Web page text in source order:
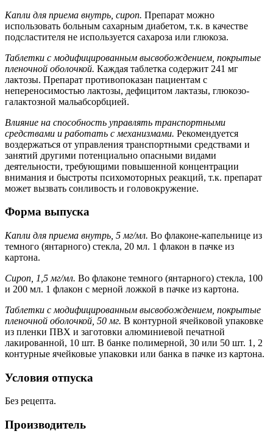
Капли для приема внутрь, сироп. Препарат можно
использовать больным сахарным диабетом, т.к. в качестве
подсластителя не используется сахароза или глюкоза.
Таблетки с модифицированным высвобождением, покрытые
пленочной оболочкой. Каждая таблетка содержит 241 мг
лактозы. Препарат противопоказан пациентам с
непереносимостью лактозы, дефицитом лактазы, глюкозо-
галактозной мальабсорбцией.
Влияние на способность управлять транспортными
средствами и работать с механизмами. Рекомендуется
воздержаться от управления транспортными средствами и
занятий другими потенциально опасными видами
деятельности, требующими повышенной концентрации
внимания и быстроты психомоторных реакций, т.к. препарат
может вызвать сонливость и головокружение.
Форма выпуска
Капли для приема внутрь, 5 мг/мл. Во флаконе-капельнице из
темного (янтарного) стекла, 20 мл. 1 флакон в пачке из
картона.
Сироп, 1,5 мг/мл. Во флаконе темного (янтарного) стекла, 100
и 200 мл. 1 флакон с мерной ложкой в пачке из картона.
Таблетки с модифицированным высвобождением, покрытые
пленочной оболочкой, 50 мг. В контурной ячейковой упаковке
из пленки ПВХ и заготовки алюминиевой печатной
лакированной, 10 шт. В банке полимерной, 30 или 50 шт. 1, 2
контурные ячейковые упаковки или банка в пачке из картона.
Условия отпуска
Без рецепта.
Производитель